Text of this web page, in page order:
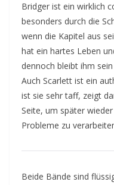
Bridger ist ein wirklich
besonders durch die
wenn die Kapitel aus
hat ein hartes Leben
dennoch bleibt ihm
Auch Scarlett ist ein
ist sie sehr taff, zeigt
Seite, um später
Probleme zu
Beide Bände sind